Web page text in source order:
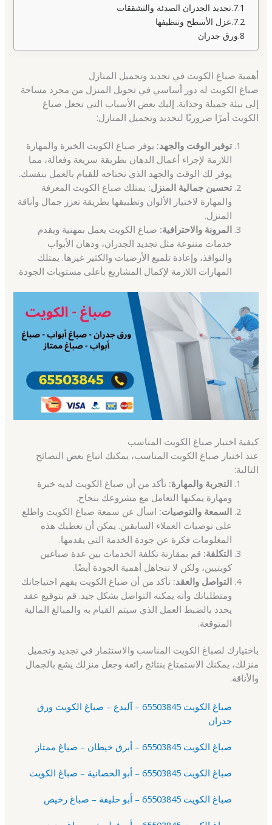
تجديد الجدران الصدئة والتشققات
عزل الأسطح وتنظيفها
ورق جدران
أهمية صباغ الكويت في تجديد وتجميل المنازل
صباغ الكويت له دور أساسي في تحويل المنزل من مجرد مساحة
إلى بيئة جميلة وجذابة. إليك بعض الأسباب التي تجعل صباغ
الكويت أمرًا ضروريًا لتجديد وتجميل المنازل:
توفير الوقت والجهد: يوفر صباغ الكويت الخبرة والمهارة
اللازمة لإجراء أعمال الدهان بطريقة سريعة وفعالة، مما
يوفر لك الوقت والجهد الذي تحتاجه للقيام بالعمل بنفسك.
تحسين جمالية المنزل: يمتلك صباغ الكويت المعرفة
والمهارة لاختيار الألوان وتطبيقها بطريقة تعزز جمال وأناقة
المنزل.
المرونة والاحترافية: صباغ الكويت يعمل بمهنية ويقدم
خدمات متنوعة مثل تجديد الجدران، ودهان الأبواب
والنوافذ، وإعادة تلميع الأرضيات والكثير غيرها. يمتلك
المهارات اللازمة لإكمال المشاريع بأعلى مستويات الجودة.
كيفية اختيار صباغ الكويت المناسب
عند اختيار صباغ الكويت المناسب، يمكنك اتباع بعض النصائح
التالية:
التجربة والمهارة: تأكد من أن صباغ الكويت لديه خبرة
ومهارة يمكنها التعامل مع مشروعك بنجاح.
السمعة والتوصيات: اسأل عن سمعة صباغ الكويت واطلع
على توصيات العملاء السابقين. يمكن أن تعطيك هذه
المعلومات فكرة عن جودة الخدمة التي يقدمها.
التكلفة: قم بمقارنة تكلفة الخدمات بين عدة صباغين
كويتيين، ولكن لا تتجاهل أهمية الجودة أيضًا.
التواصل والعقد: تأكد من أن صباغ الكويت يفهم احتياجاتك
ومتطلباتك وأنه يمكنه التواصل بشكل جيد. قم بتوقيع عقد
يحدد بالضبط العمل الذي سيتم القيام به والمبالغ المالية
المتوقعة.
باختيارك لصباغ الكويت المناسب والاستثمار في تجديد وتجميل
منزلك، يمكنك الاستمتاع بنتائج رائعة وجعل منزلك يشع بالجمال
والأناقة.
صباغ الكويت 65503845 – آلبدع – صباغ الكويت ورق
جدران
صباغ الكويت 65503845 – أبرق خيطان – صباغ ممتاز
صباغ الكويت 65503845 – أبو الحصانية – صباغ الكويت
صباغ الكويت 65503845 – أبو حليفة – صباغ رخيص